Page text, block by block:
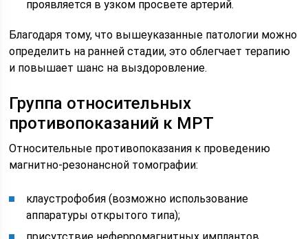
проявляется в узком просвете артерий.
Благодаря тому, что вышеуказанные патологии можно
определить на ранней стадии, это облегчает терапию
и повышает шанс на выздоровление.
Группа относительных
противопоказаний к МРТ
Относительные противопоказания к проведению
магнитно-резонансной томографии:
клаустрофобия (возможно использование
аппаратуры открытого типа);